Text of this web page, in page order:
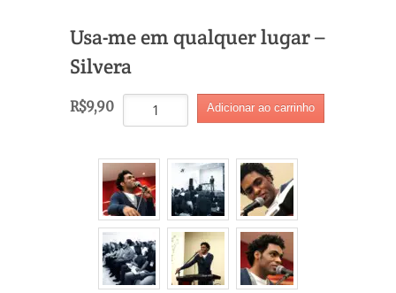
Usa-me em qualquer lugar –
Silvera
R$9,90
me
qualquer
lugar
-
Silvera
quantidade
Adicionar ao carrinho